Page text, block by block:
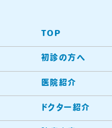
TOP
初診の方へ
医院紹介
ドクター紹介